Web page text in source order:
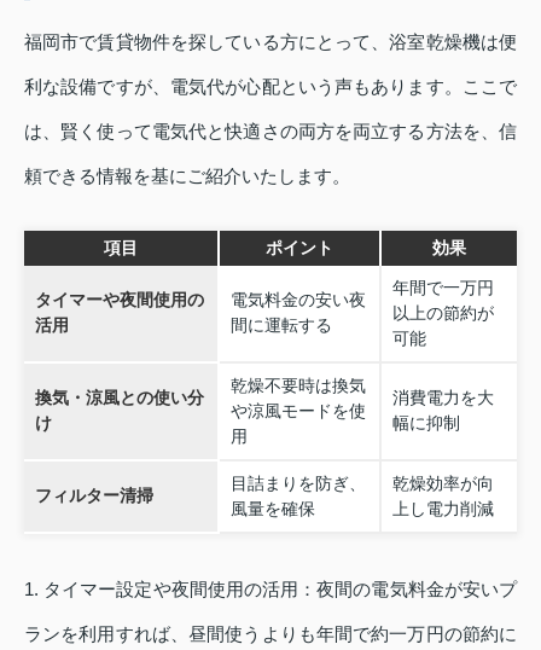
福岡市で賃貸物件を探している方にとって、浴室乾燥機は便
利な設備ですが、電気代が心配という声もあります。ここで
は、賢く使って電気代と快適さの両方を両立する方法を、信
頼できる情報を基にご紹介いたします。
項目 ポイント 効果
タイマーや夜間使用の
活用
電気料金の安い夜
間に運転する
年間で一万円
以上の節約が
可能
換気・涼風との使い分
け
乾燥不要時は換気
や涼風モードを使
用
消費電力を大
幅に抑制
フィルター清掃
目詰まりを防ぎ、
風量を確保
乾燥効率が向
上し電力削減
1. タイマー設定や夜間使用の活用：夜間の電気料金が安いプ
ランを利用すれば、昼間使うよりも年間で約一万円の節約に